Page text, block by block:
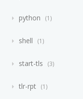
python 1
shell 1
start-tls 3
tlr-rpt 1